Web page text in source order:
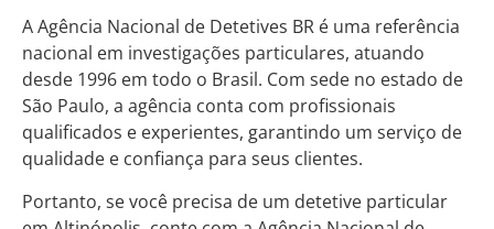
A Agência Nacional de Detetives BR é uma referência
nacional em investigações particulares, atuando
desde 1996 em todo o Brasil. Com sede no estado de
São Paulo, a agência conta com profissionais
qualificados e experientes, garantindo um serviço de
qualidade e confiança para seus clientes.
Portanto, se você precisa de um detetive particular